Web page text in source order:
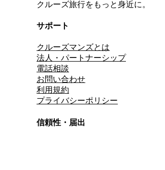
クルーズ旅行をもっと身近に。
サポート
クルーズマンズとは
法人・パートナーシップ
電話相談
お問い合わせ
利用規約
プライバシーポリシー
信頼性・届出